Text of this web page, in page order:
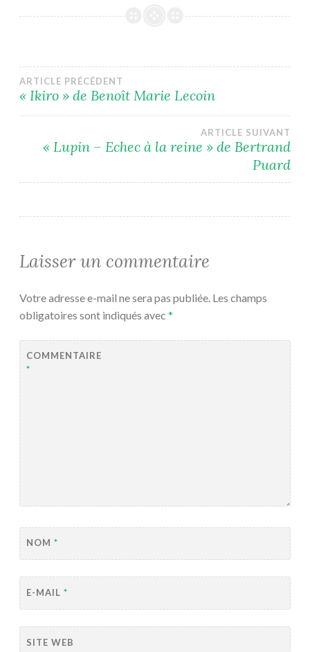
Navigation
l’article
ARTICLE PRÉCÉDENT
« Ikiro » de Benoît Marie Lecoin
ARTICLE SUIVANT
« Lupin – Echec à la reine » de Bertrand
Puard
Laisser un commentaire
Votre adresse e-mail ne sera pas publiée. Les champs
obligatoires sont indiqués avec *
COMMENTAIRE
*
NOM *
E-MAIL *
SITE WEB